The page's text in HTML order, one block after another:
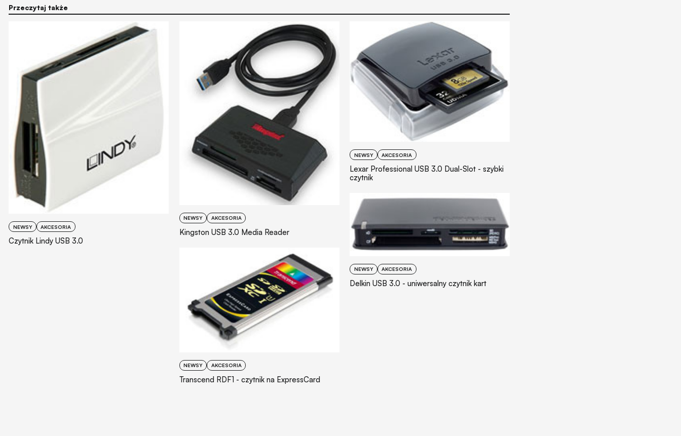
Przeczytaj także
NEWSY AKCESORIA
Czytnik Lindy USB 3.0
NEWSY AKCESORIA
Kingston USB 3.0 Media Reader
NEWSY AKCESORIA
Transcend RDF1 - czytnik na ExpressCard
NEWSY AKCESORIA
Lexar Professional USB 3.0 Dual-Slot - szybki
czytnik
NEWSY AKCESORIA
Delkin USB 3.0 - uniwersalny czytnik kart